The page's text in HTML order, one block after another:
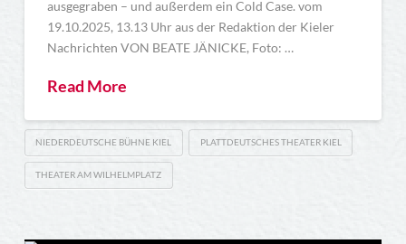
ausgegraben – und außerdem ein Cold Case. vom
19.10.2025, 13.13 Uhr aus der Redaktion der Kieler
Nachrichten VON BEATE JÄNICKE, Foto: …
Read More
NIEDERDEUTSCHE BÜHNE KIEL PLATTDEUTSCHES THEATER KIEL
THEATER AM WILHELMPLATZ